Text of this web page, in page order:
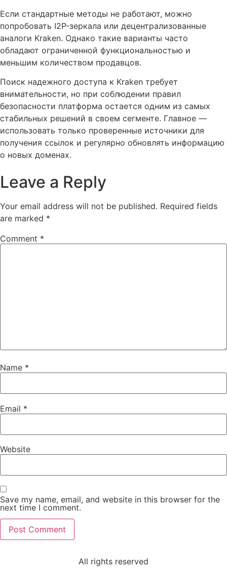
Если стандартные методы не работают, можно
попробовать I2P-зеркала или децентрализованные
аналоги Kraken. Однако такие варианты часто
обладают ограниченной функциональностью и
меньшим количеством продавцов.
Поиск надежного доступа к Kraken требует
внимательности, но при соблюдении правил
безопасности платформа остается одним из самых
стабильных решений в своем сегменте. Главное —
использовать только проверенные источники для
получения ссылок и регулярно обновлять информацию
о новых доменах.
Leave a Reply
Your email address will not be published. Required fields
are marked *
Comment *
Name *
Email *
Website
Save my name, email, and website in this browser for the
next time I comment.
All rights reserved